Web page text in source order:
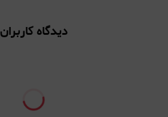
دیدگاه کاربران